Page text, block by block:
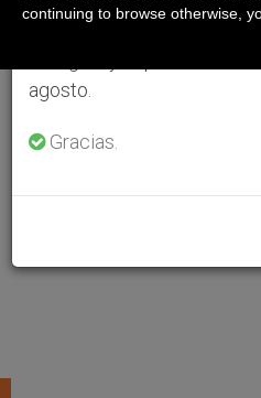
agosto.
Gracias.
continuing to browse otherwise,